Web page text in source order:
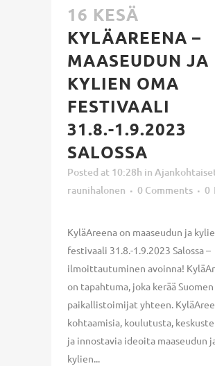
16 KESÄ
KYLÄAREENA –
MAASEUDUN JA
KYLIEN OMA
FESTIVAALI
31.8.-1.9.2023
SALOSSA
Posted at 10:28h in
raunihalonen
0 Comments 0
KyläAreena on maaseudun ja
festivaali 31.8.-1.9.2023 Salossa –
ilmoittautuminen avoinna!
on tapahtuma, joka kerää Suomen
paikallistoimijat yhteen.
kohtaamisia, koulutusta,
ja innostavia ideoita maaseudun
kylien...